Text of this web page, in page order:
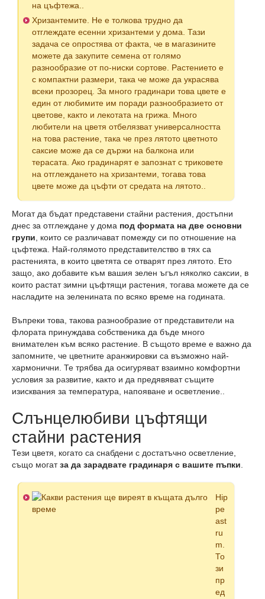
на цъфтежа..
Хризантемите. Не е толкова трудно да
отглеждате есенни хризантеми у дома. Тази
задача се опростява от факта, че в магазините
можете да закупите семена от голямо
разнообразие от по-ниски сортове. Растението е
с компактни размери, така че може да украсява
всеки прозорец. За много градинари това цвете е
един от любимите им поради разнообразието от
цветове, както и лекотата на грижа. Много
любители на цветя отбелязват универсалността
на това растение, така че през лятото цветното
саксие може да се държи на балкона или
терасата. Ако градинарят е запознат с триковете
на отглеждането на хризантеми, тогава това
цвете може да цъфти от средата на лятото..
Могат да бъдат представени стайни растения, достъпни
днес за отглеждане у дома под формата на две основни
групи , които се различават помежду си по отношение на
цъфтежа. Най-голямото представителство в тях са
растенията, в които цветята се отварят през лятото. Ето
защо, ако добавите към вашия зелен ъгъл няколко саксии, в
които растат зимни цъфтящи растения, тогава можете да се
насладите на зеленината по всяко време на годината.
Въпреки това, такова разнообразие от представители на
флората принуждава собственика да бъде много
внимателен към всяко растение. В същото време е важно да
запомните, че цветните аранжировки са възможно най-
хармонични. Те трябва да осигуряват взаимно комфортни
условия за развитие, както и да предявяват същите
изисквания за температура, напояване и осветление..
Слънцелюбиви цъфтящи
стайни растения
Тези цветя, когато са снабдени с достатъчно осветление,
също могатза да зарадвате градинаря с вашите пъпки
Hip
pe
ast
ru
m.
То
зи
пр
ед